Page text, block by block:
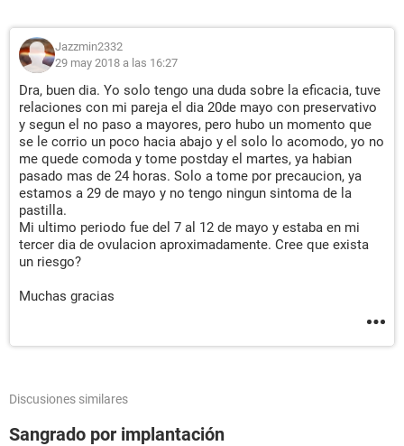
Jazzmin2332
29 may 2018 a las 16:27
Dra, buen dia. Yo solo tengo una duda sobre la eficacia, tuve
relaciones con mi pareja el dia 20de mayo con preservativo
y segun el no paso a mayores, pero hubo un momento que
se le corrio un poco hacia abajo y el solo lo acomodo, yo no
me quede comoda y tome postday el martes, ya habian
pasado mas de 24 horas. Solo a tome por precaucion, ya
estamos a 29 de mayo y no tengo ningun sintoma de la
pastilla.
Mi ultimo periodo fue del 7 al 12 de mayo y estaba en mi
tercer dia de ovulacion aproximadamente. Cree que exista
un riesgo?
Muchas gracias
Discusiones similares
Sangrado por implantación